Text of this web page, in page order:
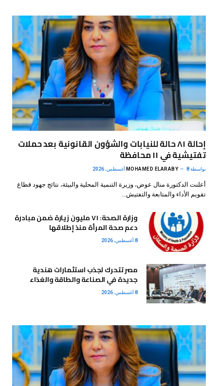
إحالة ٨١ حالة للنيابات والشؤون القانونية بعد حملات
تفتيشية في ١١ محافظة
بواسطة MOHAMED ELARABY 8 أغسطس، 2026
أعلنت الدكتورة منال عوض، وزيرة التنمية المحلية والبيئة، نتائج جهود قطاع
تقويم الأداء والمتابعة والتفتيش…
وزارة الصحة: ٧١ مليون زيارة ضمن مبادرة
دعم صحة المرأة منذ إطلاقها
8 أغسطس، 2026
مصر تتحرك لجذب استثمارات هندية
جديدة في الصناعة والطاقة والغذاء
8 أغسطس، 2026